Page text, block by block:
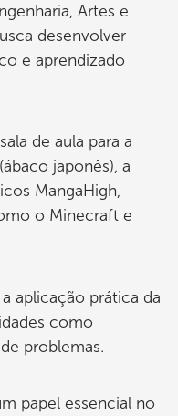
Artes e
desenvolver
e aprendizado
de aula para a
japonês), a
MangaHigh,
o Minecraft e
aplicação prática da
como
problemas.
papel essencial no